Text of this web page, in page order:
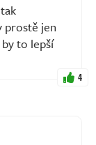
prostě jen
to lepší
4